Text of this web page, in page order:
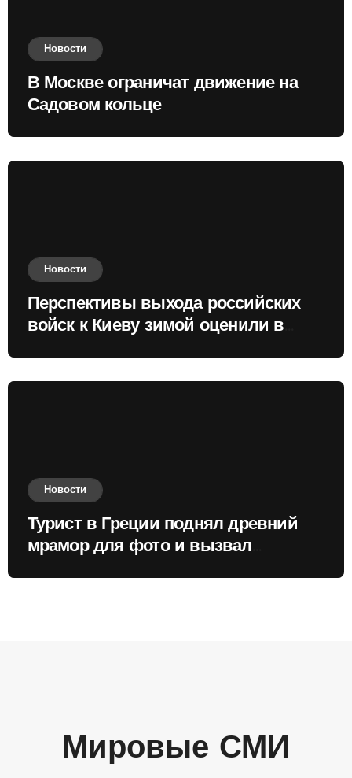
Новости
В Москве ограничат движение на
Садовом кольце
Новости
Перспективы выхода российских
войск к Киеву зимой оценили в
Новости
Турист в Греции поднял древний
мрамор для фото и вызвал
Мировые СМИ